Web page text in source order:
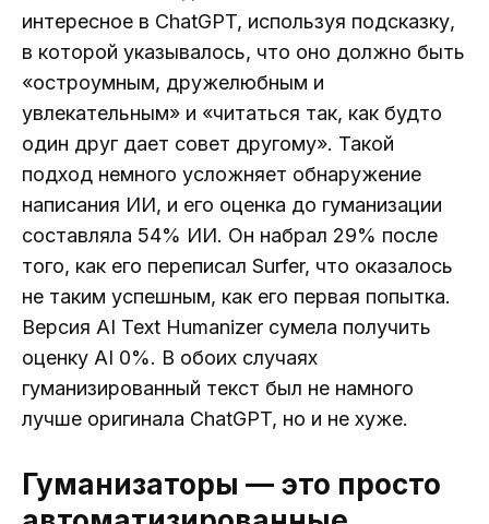
интересное в ChatGPT, используя подсказку,
в которой указывалось, что оно должно быть
«остроумным, дружелюбным и
увлекательным» и «читаться так, как будто
один друг дает совет другому». Такой
подход немного усложняет обнаружение
написания ИИ, и его оценка до гуманизации
составляла 54% ИИ. Он набрал 29% после
того, как его переписал Surfer, что оказалось
не таким успешным, как его первая попытка.
Версия AI Text Humanizer сумела получить
оценку AI 0%. В обоих случаях
гуманизированный текст был не намного
лучше оригинала ChatGPT, но и не хуже.
Гуманизаторы — это просто